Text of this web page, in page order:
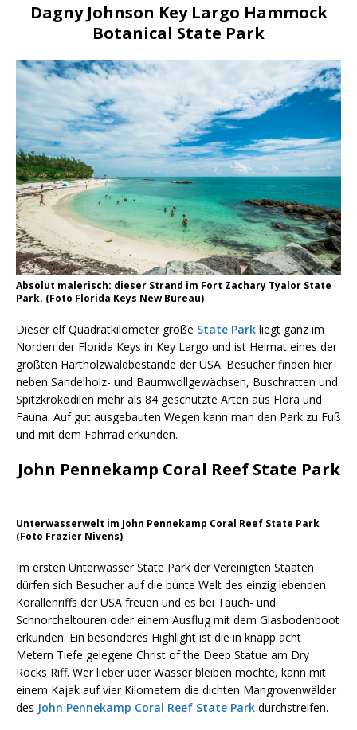
Dagny Johnson Key Largo Hammock
Botanical State Park
Absolut malerisch: dieser Strand im Fort Zachary Tyalor State
Park. (Foto Florida Keys New Bureau)
Dieser elf Quadratkilometer große State Park liegt ganz im
Norden der Florida Keys in Key Largo und ist Heimat eines der
größten Hartholzwaldbestände der USA. Besucher finden hier
neben Sandelholz- und Baumwollgewächsen, Buschratten und
Spitzkrokodilen mehr als 84 geschützte Arten aus Flora und
Fauna. Auf gut ausgebauten Wegen kann man den Park zu Fuß
und mit dem Fahrrad erkunden.
John Pennekamp Coral Reef State Park
Unterwasserwelt im John Pennekamp Coral Reef State Park
(Foto Frazier Nivens)
Im ersten Unterwasser State Park der Vereinigten Staaten
dürfen sich Besucher auf die bunte Welt des einzig lebenden
Korallenriffs der USA freuen und es bei Tauch- und
Schnorcheltouren oder einem Ausflug mit dem Glasbodenboot
erkunden. Ein besonderes Highlight ist die in knapp acht
Metern Tiefe gelegene Christ of the Deep Statue am Dry
Rocks Riff. Wer lieber über Wasser bleiben möchte, kann mit
einem Kajak auf vier Kilometern die dichten Mangrovenwälder
des John Pennekamp Coral Reef State Park durchstreifen.